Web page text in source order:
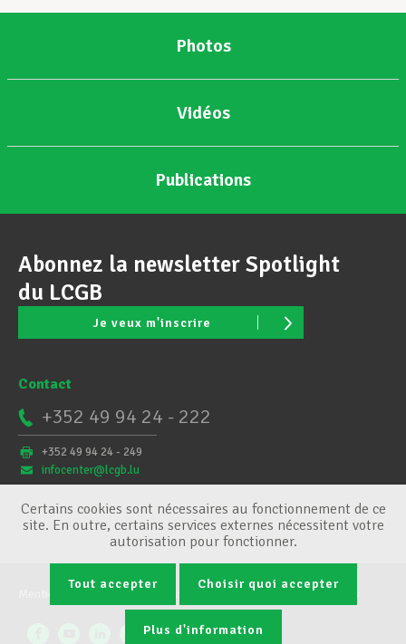
Photos
Vidéos
Publications
Abonnez la newsletter Spotlight
du LCGB
Je veux m'inscrire
Contact
+352 49 94 24 - 222
+352 49 94 24 - 249
infocenter@lcgb.lu
Conditions générales Gestion des cookies
Certains cookies sont nécessaires au fonctionnement de ce
site. En outre, certains services externes nécessitent votre
autorisation pour fonctionner.
Tout accepter Choisir quoi accepter
Plus d'information